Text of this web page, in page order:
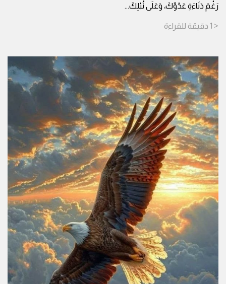
رَغْمَ دَنَاءَةِ عَدُوِّكَ، وَعَلَى نُبْلِكَ...
< 1 دقيقة للقراءة